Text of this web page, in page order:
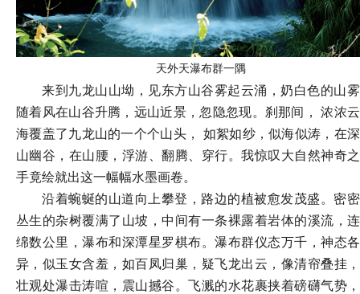
天外天瀑布群一隅
来到九龙山山坳，见东方山谷雾起云涌，奶白色的山雾
随着风在山谷升腾，远山近景，忽隐忽现。刹那间，
浓浓云
海覆盖了九龙山的一个个山头，
如絮如纱，似海似涛，在深
山幽谷，在山腰，浮游、翻腾、穿行。我惊叹大自然神奇之
手竟绘就出这一幅幅水墨画卷。
沿着蜿蜒的山道向上攀登，路边的植被愈发茂盛。密密
丛生的杂树覆满了山坡，中间有一条裸露着岩体的溪流，连
绵数公里，瀑布和深潭星罗棋布。瀑布群仪态万千，神态各
异，似玉女含羞，如百凤归巢，疑飞龙出云，像清帘叠挂，
壮观处瀑击涛喧，震山撼谷。飞溅的水花裹挟着磅礴气势，